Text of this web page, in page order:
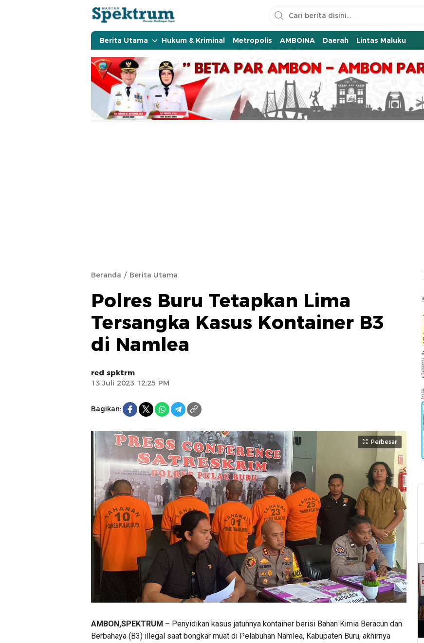
spektrumonline.com
Berita Utama Hukum & Kriminal Metropolis AMBOINA Daerah Lintas Maluku
Beranda Berita Utama
Polres Buru Tetapkan Lima
Tersangka Kasus Kontainer B3
di Namlea
red spktrm
13 Juli 2023 12:25 PM
Bagikan:
Perbesar
AMBON,SPEKTRUM – Penyidikan kasus jatuhnya kontainer berisi Bahan Kimia Beracun dan
Berbahaya (B3) illegal saat bongkar muat di Pelabuhan Namlea, Kabupaten Buru, akhirnya